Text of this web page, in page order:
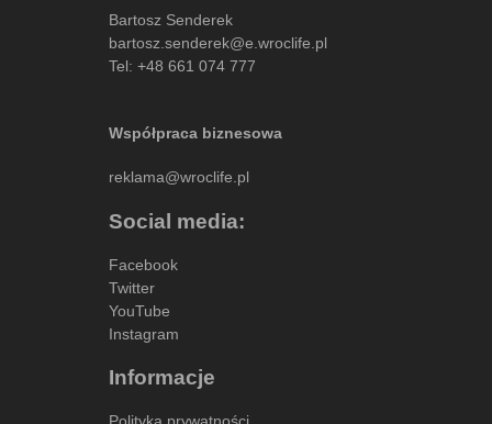
Bartosz Senderek
bartosz.senderek@e.wroclife.pl
Tel: +48 661 074 777
Współpraca biznesowa
reklama@wroclife.pl
Social media:
Facebook
Twitter
YouTube
Instagram
Informacje